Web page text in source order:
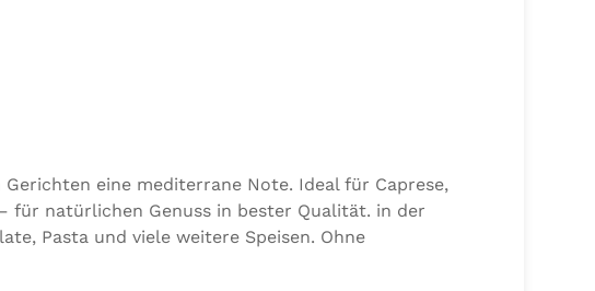
eine mediterrane Note. Ideal für Caprese,
für natürlichen Genuss in bester Qualität. in der
Pasta und viele weitere Speisen. Ohne
17,7% Kräuter (Basilikum 10,6%, Oregano,